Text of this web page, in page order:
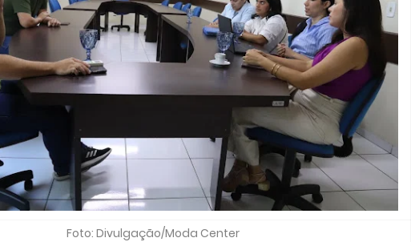
Foto: Divulgação/Moda Center